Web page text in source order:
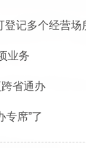
登记多个经营场
业务
省通办
专席”了